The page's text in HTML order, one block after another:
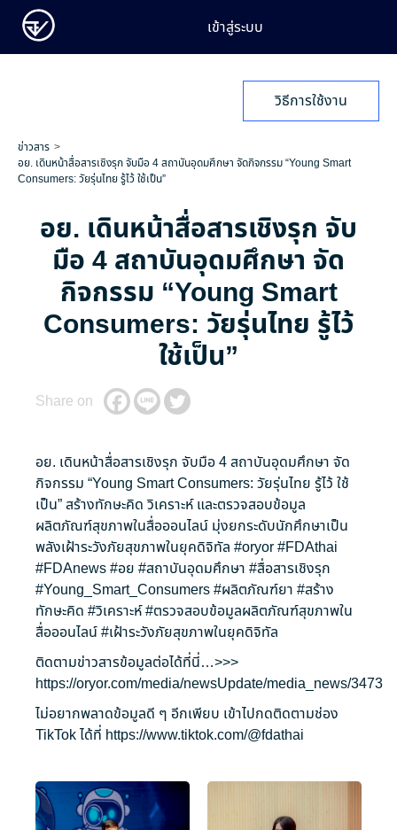
เข้าสู่ระบบ
วิธีการใช้งาน
ข่าวสาร
อย. เดินหน้าสื่อสารเชิงรุก จับมือ 4 สถาบันอุดมศึกษา จัดกิจกรรม “Young Smart
Consumers: วัยรุ่นไทย รู้ไว้ ใช้เป็น”
อย. เดินหน้าสื่อสารเชิงรุก จับ
มือ 4 สถาบันอุดมศึกษา จัด
กิจกรรม “Young Smart
Consumers: วัยรุ่นไทย รู้ไว้
ใช้เป็น”
Share on
อย. เดินหน้าสื่อสารเชิงรุก จับมือ 4 สถาบันอุดมศึกษา จัด
กิจกรรม “Young Smart Consumers: วัยรุ่นไทย รู้ไว้ ใช้
เป็น” สร้างทักษะคิด วิเคราะห์ และตรวจสอบข้อมูล
ผลิตภัณฑ์สุขภาพในสื่อออนไลน์ มุ่งยกระดับนักศึกษาเป็น
พลังเฝ้าระวังภัยสุขภาพในยุคดิจิทัล #oryor#FDAthai
#FDAnews#อย #สถาบันอุดมศึกษา #สื่อสารเชิงรุก
#Young_Smart_Consumers#ผลิตภัณฑ์ยา #สร้าง
ทักษะคิด #วิเคราะห์#ตรวจสอบข้อมูลผลิตภัณฑ์สุขภาพใน
สื่อออนไลน์#เฝ้าระวังภัยสุขภาพในยุคดิจิทัล
ติดตามข่าวสารข้อมูลต่อได้ที่นี่…>>>
https://oryor.com/media/newsUpdate/media_news/3473
ไม่อยากพลาดข้อมูลดี ๆ อีกเพียบ เข้าไปกดติดตามช่อง
TikTok ได้ที่ https://www.tiktok.com/@fdathai